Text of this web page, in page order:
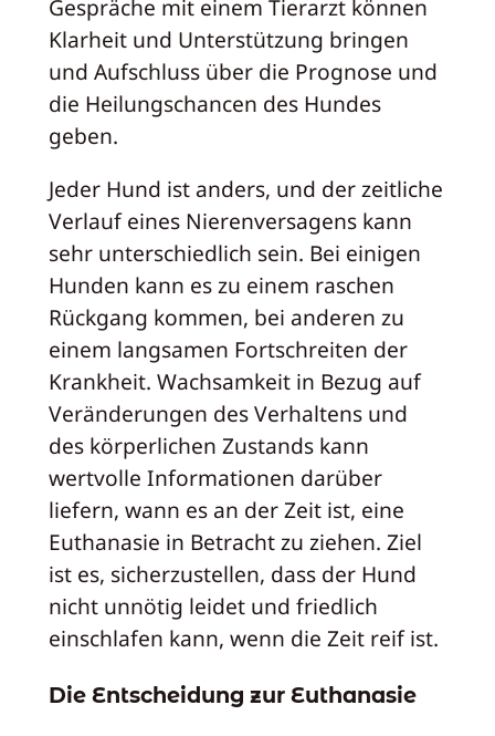
Gespräche mit einem Tierarzt können
Klarheit und Unterstützung bringen
und Aufschluss über die Prognose und
die Heilungschancen des Hundes
geben.
Jeder Hund ist anders, und der zeitliche
Verlauf eines Nierenversagens kann
sehr unterschiedlich sein. Bei einigen
Hunden kann es zu einem raschen
Rückgang kommen, bei anderen zu
einem langsamen Fortschreiten der
Krankheit. Wachsamkeit in Bezug auf
Veränderungen des Verhaltens und
des körperlichen Zustands kann
wertvolle Informationen darüber
liefern, wann es an der Zeit ist, eine
Euthanasie in Betracht zu ziehen. Ziel
ist es, sicherzustellen, dass der Hund
nicht unnötig leidet und friedlich
einschlafen kann, wenn die Zeit reif ist.
Die Entscheidung zur Euthanasie